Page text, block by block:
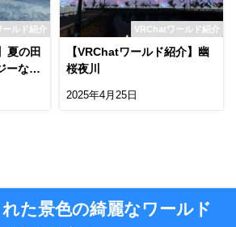
ルド紹介
夏の田
なワ
VRChatワールド紹介
【VRChatワールド紹介】幽
桜夜川
2025年4月25日
た景色の綺麗なワールド